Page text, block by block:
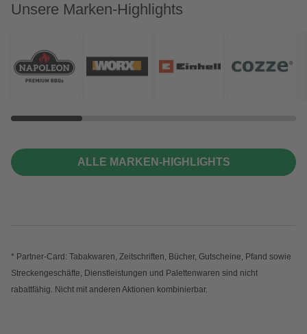
Unsere Marken-Highlights
ALLE MARKEN-HIGHLIGHTS
* Partner-Card: Tabakwaren, Zeitschriften, Bücher, Gutscheine, Pfand sowie
Streckengeschäfte, Dienstleistungen und Palettenwaren sind nicht
rabattfähig. Nicht mit anderen Aktionen kombinierbar.